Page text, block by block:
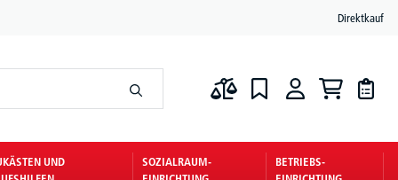
Direktkauf
UND
SOZIALRAUM-
BETRIEBS-